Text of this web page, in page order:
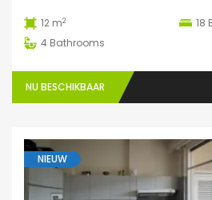
12 m2 18
4 Bathrooms
NU BESCHIKBAAR
NIEUW